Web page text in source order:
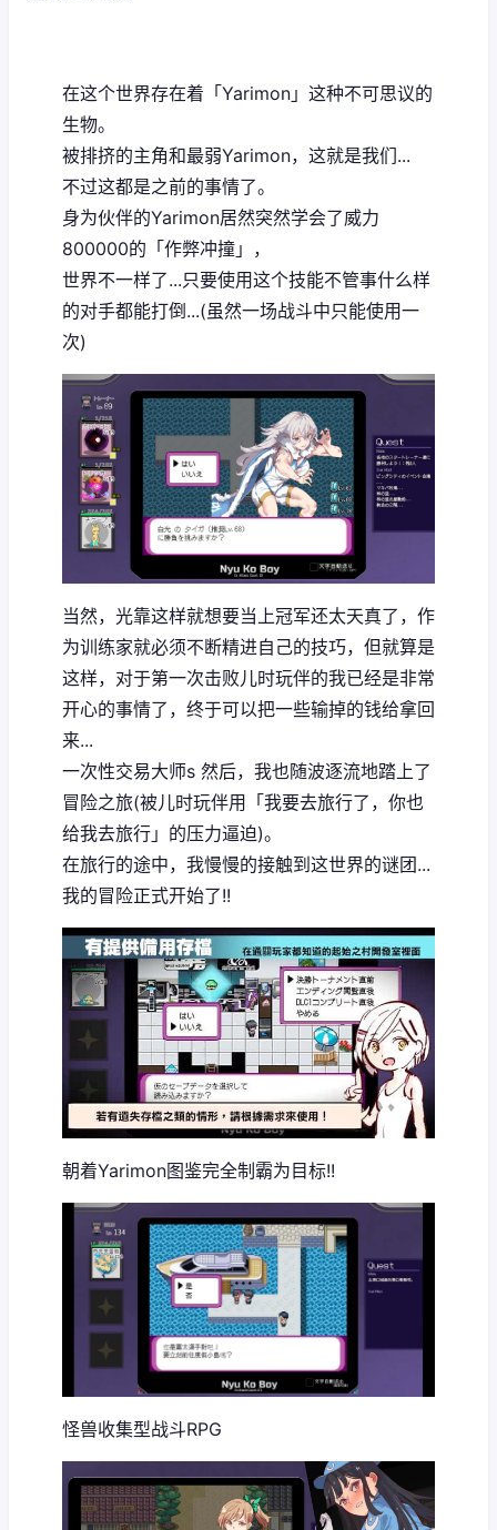
在这个世界存在着「Yarimon」这种不可思议的
生物。
被排挤的主角和最弱Yarimon，这就是我们...
不过这都是之前的事情了。
身为伙伴的Yarimon居然突然学会了威力
800000的「作弊冲撞」，
世界不一样了...只要使用这个技能不管事什么样
的对手都能打倒...(虽然一场战斗中只能使用一
次)
当然，光靠这样就想要当上冠军还太天真了，作
为训练家就必须不断精进自己的技巧，但就算是
这样，对于第一次击败儿时玩伴的我已经是非常
开心的事情了，终于可以把一些输掉的钱给拿回
来...
一次性交易大师s 然后，我也随波逐流地踏上了
冒险之旅(被儿时玩伴用「我要去旅行了，你也
给我去旅行」的压力逼迫)。
在旅行的途中，我慢慢的接触到这世界的谜团...
我的冒险正式开始了!!
朝着Yarimon图鉴完全制霸为目标!!
怪兽收集型战斗RPG